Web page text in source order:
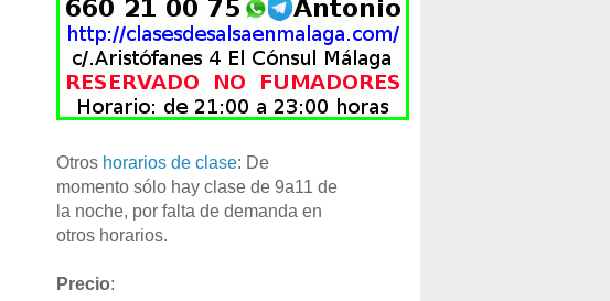
Otros horarios de clase: De
momento sólo hay clase de 9a11 de
la noche, por falta de demanda en
otros horarios.
Precio: